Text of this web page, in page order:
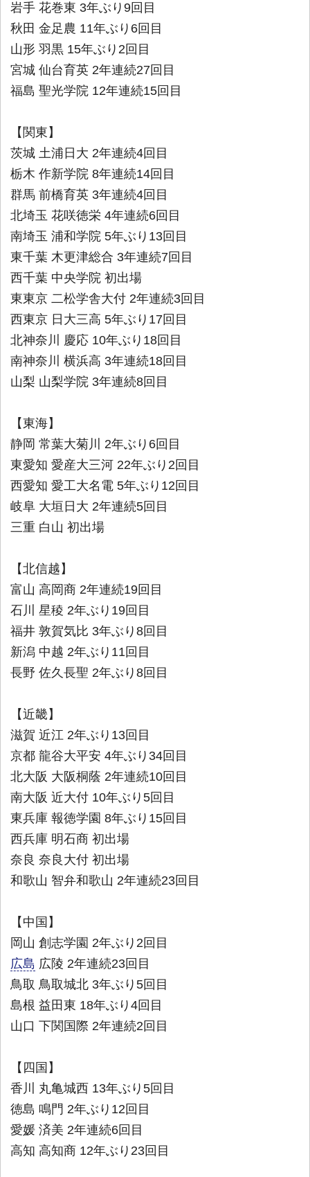
岩手 花巻東 3年ぶり9回目
秋田 金足農 11年ぶり6回目
山形 羽黒 15年ぶり2回目
宮城 仙台育英 2年連続27回目
福島 聖光学院 12年連続15回目
【関東】
茨城 土浦日大 2年連続4回目
栃木 作新学院 8年連続14回目
群馬 前橋育英 3年連続4回目
北埼玉 花咲徳栄 4年連続6回目
南埼玉 浦和学院 5年ぶり13回目
東千葉 木更津総合 3年連続7回目
西千葉 中央学院 初出場
東東京 二松学舎大付 2年連続3回目
西東京 日大三高 5年ぶり17回目
北神奈川 慶応 10年ぶり18回目
南神奈川 横浜高 3年連続18回目
山梨 山梨学院 3年連続8回目
【東海】
静岡 常葉大菊川 2年ぶり6回目
東愛知 愛産大三河 22年ぶり2回目
西愛知 愛工大名電 5年ぶり12回目
岐阜 大垣日大 2年連続5回目
三重 白山 初出場
【北信越】
富山 高岡商 2年連続19回目
石川 星稜 2年ぶり19回目
福井 敦賀気比 3年ぶり8回目
新潟 中越 2年ぶり11回目
長野 佐久長聖 2年ぶり8回目
【近畿】
滋賀 近江 2年ぶり13回目
京都 龍谷大平安 4年ぶり34回目
北大阪 大阪桐蔭 2年連続10回目
南大阪 近大付 10年ぶり5回目
東兵庫 報徳学園 8年ぶり15回目
西兵庫 明石商 初出場
奈良 奈良大付 初出場
和歌山 智弁和歌山 2年連続23回目
【中国】
岡山 創志学園 2年ぶり2回目
広島 広陵 2年連続23回目
鳥取 鳥取城北 3年ぶり5回目
島根 益田東 18年ぶり4回目
山口 下関国際 2年連続2回目
【四国】
香川 丸亀城西 13年ぶり5回目
徳島 鳴門 2年ぶり12回目
愛媛 済美 2年連続6回目
高知 高知商 12年ぶり23回目